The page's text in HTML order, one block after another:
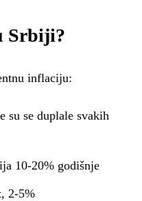
Srbiji?
inflaciju:
su se duplale svakih
10-20% godišnje
2-5%